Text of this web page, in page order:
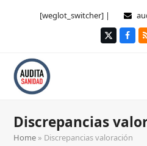
[weglot_switcher] |
Twitter
Discrepancias
Home » Discrepancias valoración